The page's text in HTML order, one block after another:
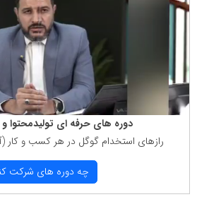
دوره های حرفه ای تولیدمحتوا
رازهای استخدام گوگل در هر كسب و كار
چه دوره های شركت